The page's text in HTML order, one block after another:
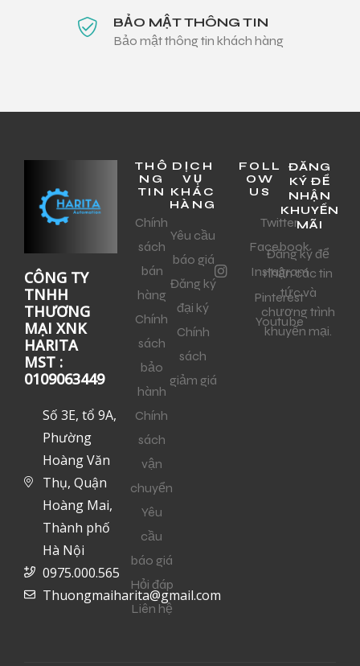
BẢO MẬT THÔNG TIN
Bảo mật thông tin khách hàng
CÔNG TY
TNHH
THƯƠNG
MẠI XNK
HARITA
MST :
0109063449
Số 3E, tổ 9A,
Phường
Hoàng Văn
Thụ, Quận
Hoàng Mai,
Thành phố
Hà Nội
0975.000.565
Thuongmaiharita@gmail.com
THÔ
NG
TIN
Chính
sách
bán
hàng
Chính
sách
bảo
hành
Chính
sách
vận
chuyển
Yêu
cầu
báo giá
Hỏi đáp
Liên hệ
DỊCH
VỤ
KHÁC
HÀNG
Yêu cầu
báo giá
Đăng ký
đại ký
Chính
sách
giảm giá
FOLL
OW
US
Twitter
Facebook
Instagram
Pinterest
Youtube
ĐĂNG
KÝ ĐỂ
NHẬN
KHUYẾN
MÃI
Đăng ký để
nhận các tin
tức và
chương trình
khuyến mại.